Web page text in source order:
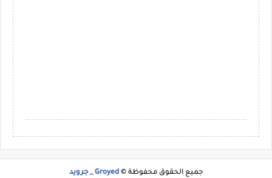
جميع الحقوق محفوظة © Groyed _ جرويد